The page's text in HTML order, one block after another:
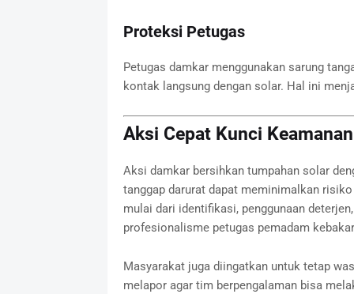
Proteksi Petugas
Petugas damkar menggunakan sarung
kontak langsung dengan solar. Hal ini
Aksi Cepat Kunci
Aksi damkar bersihkan tumpahan solar
tanggap darurat dapat meminimalkan
mulai dari identifikasi, penggunaan
profesionalisme petugas pemadam
Masyarakat juga diingatkan untuk tetap
melapor agar tim berpengalaman bisa